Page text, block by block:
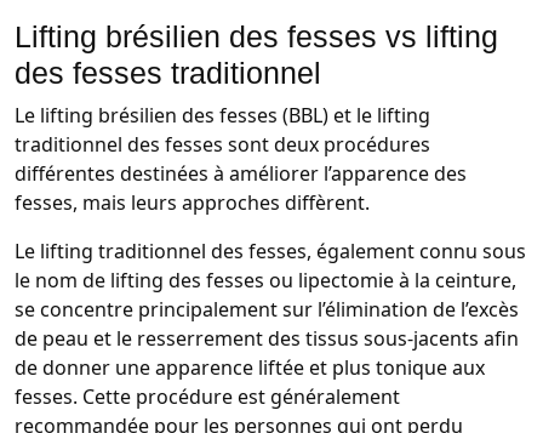
Lifting brésilien des fesses vs lifting
des fesses traditionnel
Le lifting brésilien des fesses (BBL) et le lifting
traditionnel des fesses sont deux procédures
différentes destinées à améliorer l’apparence des
fesses, mais leurs approches diffèrent.
Le lifting traditionnel des fesses, également connu sous
le nom de lifting des fesses ou lipectomie à la ceinture,
se concentre principalement sur l’élimination de l’excès
de peau et le resserrement des tissus sous-jacents afin
de donner une apparence liftée et plus tonique aux
fesses. Cette procédure est généralement
recommandée pour les personnes qui ont perdu